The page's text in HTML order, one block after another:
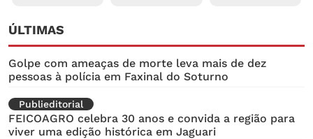
ÚLTIMAS
Golpe com ameaças de morte leva mais de dez
pessoas à polícia em Faxinal do Soturno
Publieditorial
FEICOAGRO celebra 30 anos e convida a região para
viver uma edição histórica em Jaguari